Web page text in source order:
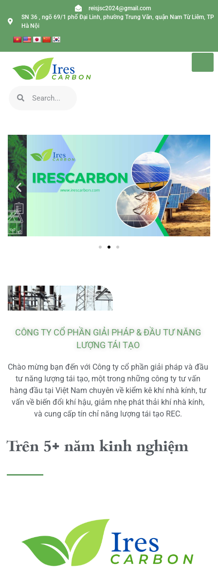
reisjsc2024@gmail.com
SN 36 , ngõ 69/1 phố Đại Linh, phường Trung Văn, quận Nam Từ Liêm, TP
Hà Nội
CÔNG TY CỔ PHẦN GIẢI PHÁP & ĐẦU TƯ NĂNG
LƯỢNG TÁI TẠO
Chào mừng bạn đến với Công ty cổ phần giải pháp và đầu
tư năng lượng tái tạo, một trong những công ty tư vấn
hàng đầu tại Việt Nam chuyên về kiểm kê khí nhà kính, tư
vấn về biến đổi khí hậu, giảm nhẹ phát thải khí nhà kính,
và cung cấp tín chỉ năng lượng tái tạo REC.
Trên 5+ năm kinh nghiệm